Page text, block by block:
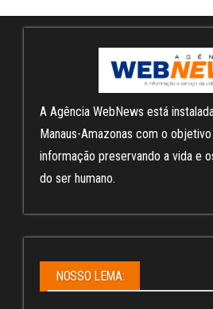
A Agência WebNews está
Manaus-Amazonas com o
informação preservando a vida e
do ser humano.
NOSSO LEMA: